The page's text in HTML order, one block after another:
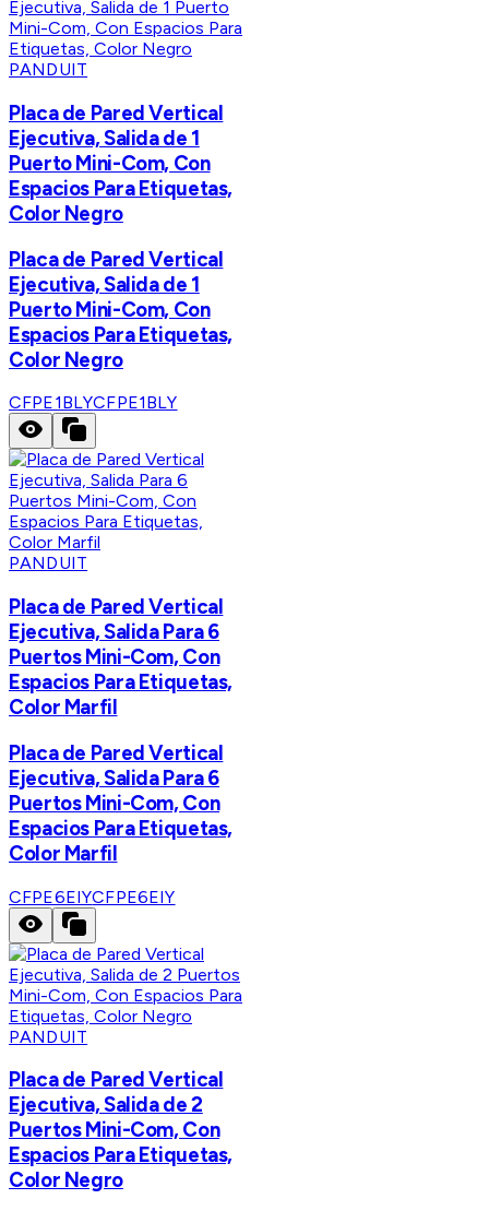
PANDUIT
Placa de Pared Vertical
Ejecutiva, Salida de 1
Puerto Mini-Com, Con
Espacios Para Etiquetas,
Color Negro
Placa de Pared Vertical
Ejecutiva, Salida de 1
Puerto Mini-Com, Con
Espacios Para Etiquetas,
Color Negro
CFPE1BLYCFPE1BLY
PANDUIT
Placa de Pared Vertical
Ejecutiva, Salida Para 6
Puertos Mini-Com, Con
Espacios Para Etiquetas,
Color Marfil
Placa de Pared Vertical
Ejecutiva, Salida Para 6
Puertos Mini-Com, Con
Espacios Para Etiquetas,
Color Marfil
CFPE6EIYCFPE6EIY
PANDUIT
Placa de Pared Vertical
Ejecutiva, Salida de 2
Puertos Mini-Com, Con
Espacios Para Etiquetas,
Color Negro